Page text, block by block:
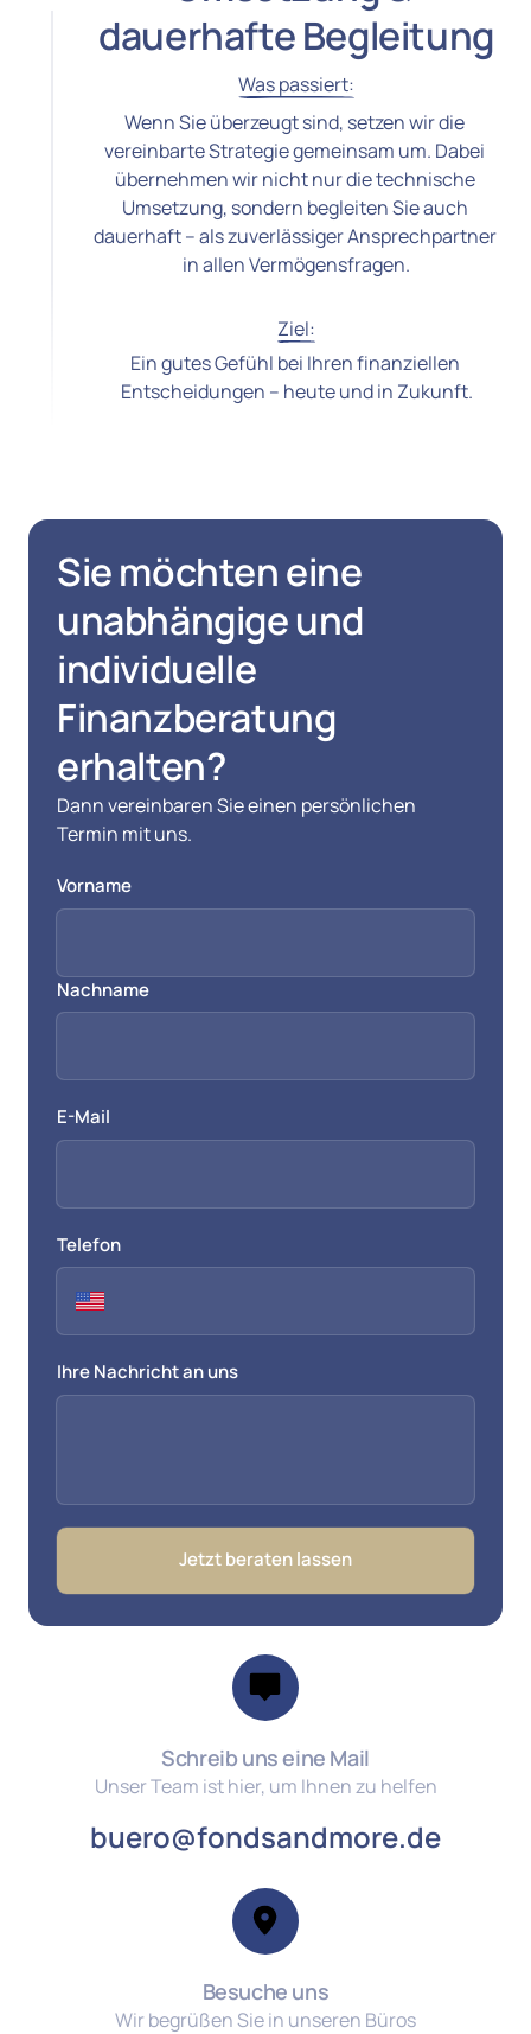
dauerhafte Begleitung
Was passiert:
Wenn Sie überzeugt sind, setzen wir die
vereinbarte Strategie gemeinsam um. Dabei
übernehmen wir nicht nur die technische
Umsetzung, sondern begleiten Sie auch
dauerhaft – als zuverlässiger Ansprechpartner
in allen Vermögensfragen.
Ziel:
Ein gutes Gefühl bei Ihren finanziellen
Entscheidungen – heute und in Zukunft.
Sie möchten eine
unabhängige und
individuelle
Finanzberatung
erhalten?
Dann vereinbaren Sie einen persönlichen
Termin mit uns.
Vorname
Vorname
Nachname
E-Mail
Telefon
Ihre Nachricht an uns
Jetzt beraten lassen
Schreib uns eine Mail
Unser Team ist hier, um Ihnen zu helfen
buero@fondsandmore.de
Besuche uns
Wir begrüßen Sie in unseren Büros